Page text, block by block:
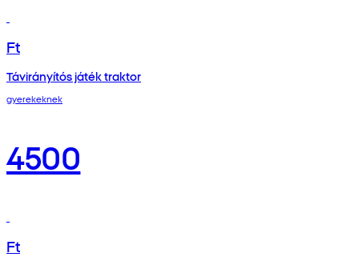
Ft
Távirányítós játék traktor
gyerekeknek
4500
Ft